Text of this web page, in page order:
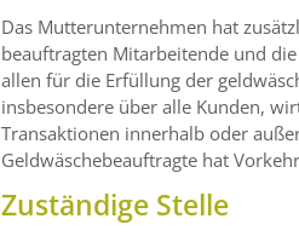
Das Mutterunternehmen hat
beauftragten Mitarbeitende und
allen für die Erfüllung der
insbesondere über alle Kunden,
Transaktionen innerhalb oder
Geldwäschebeauftragte hat
Zuständige Stelle